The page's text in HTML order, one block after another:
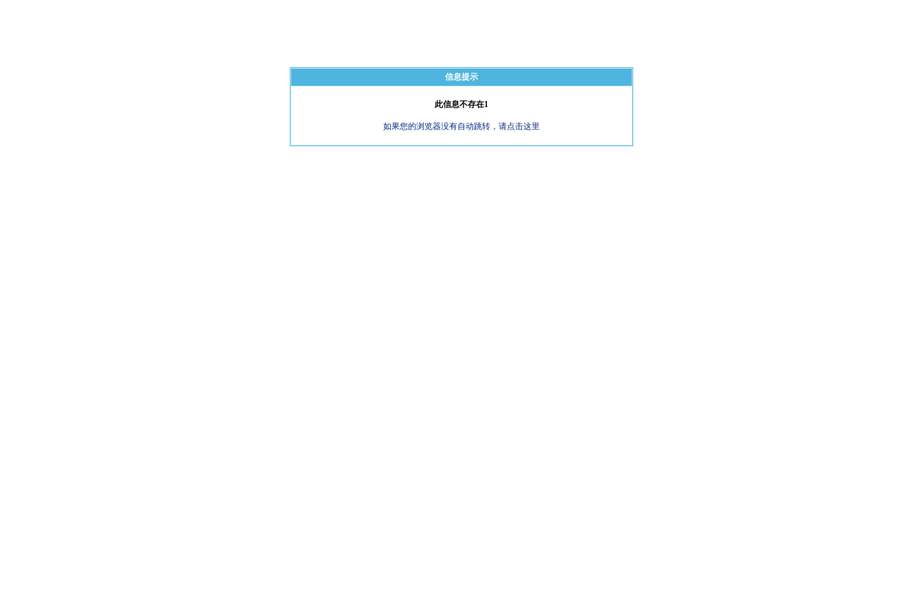
信息提示
此信息不存在1
如果您的浏览器没有自动跳转，请点击这里